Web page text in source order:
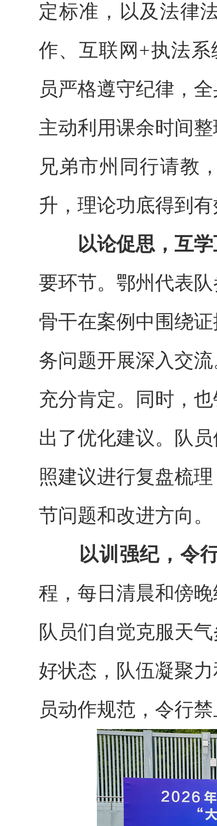
定标准，以及法律
作、互联网+执法
员严格遵守纪律，
主动利用课余时间
兄弟市州同行请教
升， 理论功底得到
以论促思 ， 互
要环节。鄂州代表
骨干在案例中 围绕
务问题开展深入交
充分肯定。同时，
出了优化建议。队
照建议进行复盘梳
节问题和改进方向。
以训强纪 ， 令
程，每日清晨和傍
队员们 自觉克服天
好状态 ，队伍凝聚
员动作规范，令行